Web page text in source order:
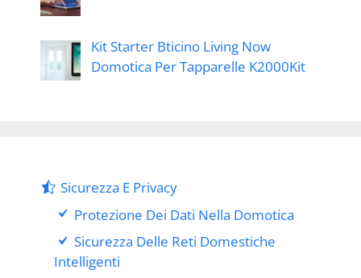
Kit Starter Bticino Living Now
Domotica Per Tapparelle K2000Kit
Sicurezza E Privacy
Protezione Dei Dati Nella Domotica
Sicurezza Delle Reti Domestiche
Intelligenti